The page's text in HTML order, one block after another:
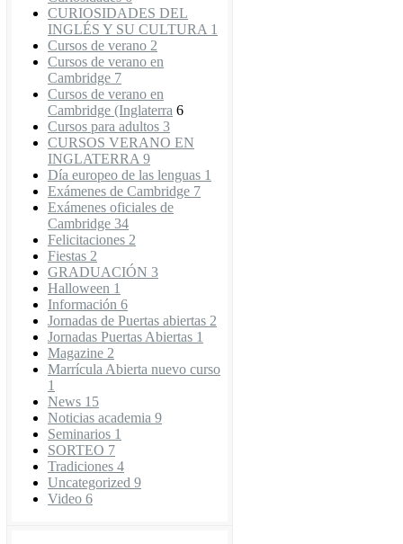
CURIOSIDADES DEL
INGLÉS Y SU CULTURA 1
Cursos de verano 2
Cursos de verano en
Cambridge 7
Cursos de verano en
Cambridge (Inglaterra 6
Cursos para adultos 3
CURSOS VERANO EN
INGLATERRA 9
Día europeo de las lenguas 1
Exámenes de Cambridge 7
Exámenes oficiales de
Cambridge 34
Felicitaciones 2
Fiestas 2
GRADUACIÓN 3
Halloween 1
Información 6
Jornadas de Puertas abiertas 2
Jornadas Puertas Abiertas 1
Magazine 2
Marrícula Abierta nuevo curso
1
News 15
Noticias academia 9
Seminarios 1
SORTEO 7
Tradiciones 4
Uncategorized 9
Video 6